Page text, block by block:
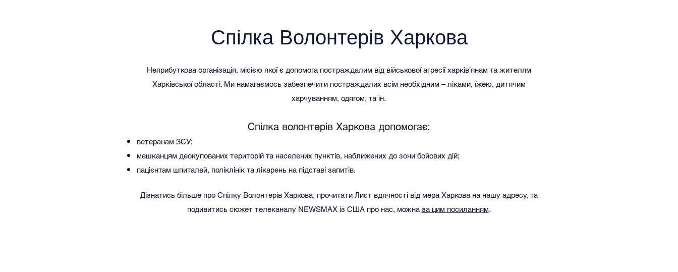
Спілка Волонтерів Харкова
Неприбуткова організація, місією якої є допомога постраждалим від військової агресії харків’янам та жителям
Харківської області. Ми намагаємось забезпечити постраждалих всім необхідним – ліками, їжею, дитячим
харчуванням, одягом, та ін.
Спілка волонтерів Харкова допомогає:
ветеранам ЗСУ;
мешканцям деокупованих територій та населених пунктів, наближених до зони бойових дій;
пацієнтам шпиталей, поліклінік та лікарень на підставі запитів.
Дізнатись більше про Спілку Волонтерів Харкова, прочитати Лист вдячності від мера Харкова на нашу адресу, та
подивитись сюжет телеканалу NEWSMAX із США про нас, можна за цим посиланням.